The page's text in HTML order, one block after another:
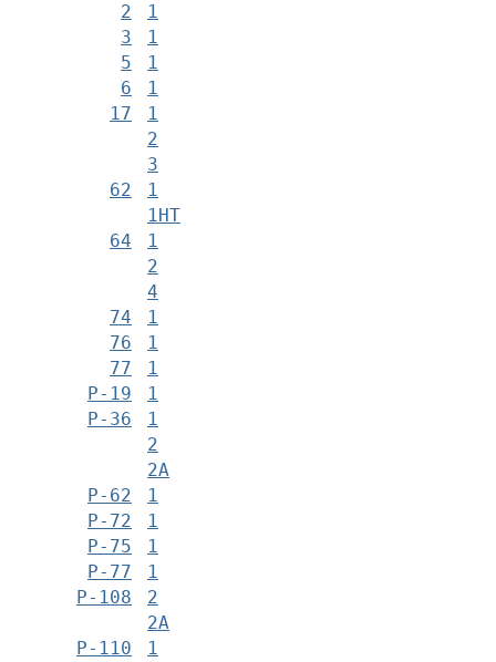
2
1
3
1
5
1
6
1
17
1
2
3
62
1
1НТ
64
1
2
4
74
1
76
1
77
1
Р-19
1
Р-36
1
2
2А
Р-62
1
Р-72
1
Р-75
1
Р-77
1
Р-108
2
2А
Р-110
1